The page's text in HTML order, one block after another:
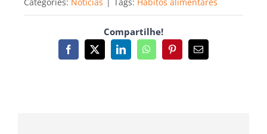
Compartilhe!
Facebook
X LinkedInWhatsAppPinterestEmail
(necessário